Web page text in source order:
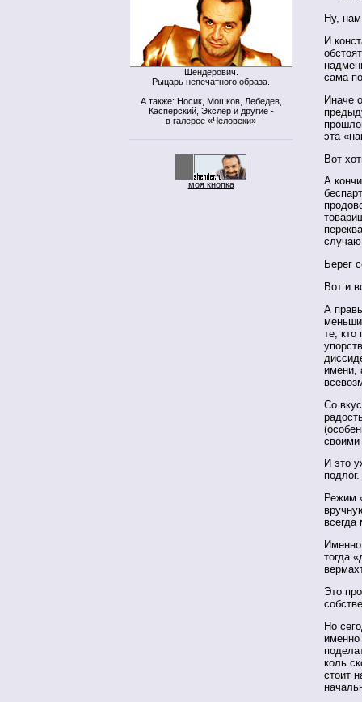
Шендерович.
Рыцарь непечатного образа.
А также: Носик, Мошков, Лебедев,
Касперский, Экслер и другие -
в галерее «Человеки»
моя кнопка
Ну,
И
сама
Иначе
эта
Вот
А
Берег
Вот и
А
те, кто
имени,
Со
И это
подлог.
Режим
всегда
тогда
Это
Но
именно
коль
стоит